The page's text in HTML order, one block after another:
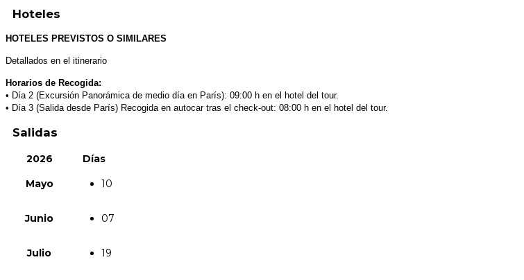
Hoteles
HOTELES PREVISTOS O SIMILARES
Detallados en el itinerario
Horarios de Recogida:
• Día 2 (Excursión Panorámica de medio día en París): 09:00 h en el hotel del tour.
• Día 3 (Salida desde París) Recogida en autocar tras el check-out: 08:00 h en el hotel del tour.
Salidas
2026
Días
Mayo
10
Junio 07
Julio 19